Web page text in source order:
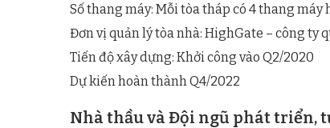
Số thang máy: Mỗi tòa tháp có 4 thang
Đơn vị quản lý tòa nhà: HighGate – công ty
Tiến độ xây dựng: Khởi công vào Q2/2020
Dự kiến hoàn thành Q4/2022
Nhà thầu và Đội ngũ phát triển,